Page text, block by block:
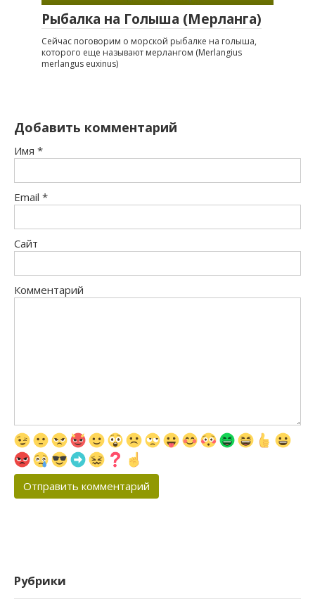
Рыбалка на Голыша (Мерланга)
Сейчас поговорим о морской рыбалке на голыша,
которого еще называют мерлангом (Merlangius
merlangus euxinus)
Добавить комментарий
Имя *
Email *
Сайт
Комментарий
Рубрики